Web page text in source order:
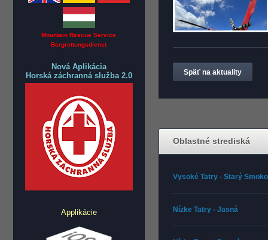
Mountain Rescue Service
Bergrettungsdienst
Nová Aplikácia
Horská záchranná služba 2.0
Applikácie
Späť na aktuality
Oblastné strediská
Vysoké Tatry - Starý
Nízke Tatry - Jasná